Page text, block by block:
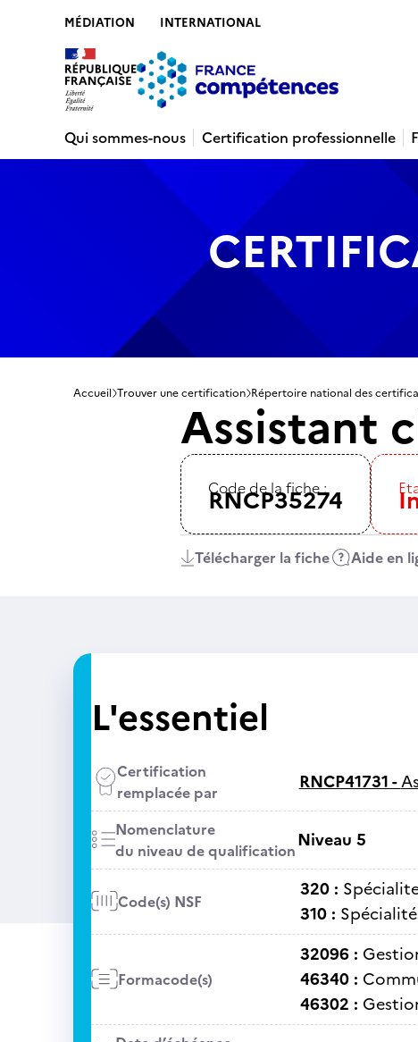
MÉDIATION INTERNATIONAL
Qui sommes-nous
Certification professionnelle
Accueil Trouver une certification Répertoire national des
Assistant
Code de la fiche :
RNCP35274
Télécharger la fiche Aide en
L'essentiel
Certification
remplacée par
RNCP41731 -
Nomenclature
du niveau de qualificationNiveau 5
Code(s) NSF
320 :
310 :
Formacode(s)
32096 :
46340 :
46302 :